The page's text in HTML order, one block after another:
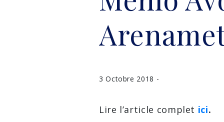
3 Octobre 2018 -
Lire l’article complet ici.